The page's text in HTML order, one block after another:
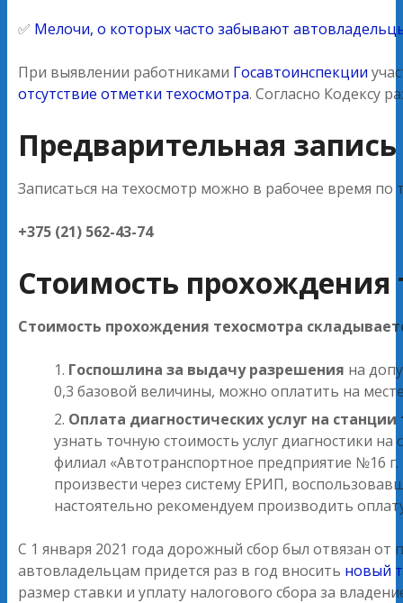
✅ Мелочи, о которых часто забывают
При выявлении работниками Госавтоинспекции
отсутствие отметки техосмотра. Согласно Кодексу
Предварительная
Записаться на техосмотр можно в рабочее время по
+375 (21) 562-43-74
Стоимость прохождения
Стоимость прохождения техосмотра
Госпошлина за выдачу разрешения на
0,3 базовой величины, можно оплатить на
Оплата диагностических услуг на станции
узнать точную стоимость услуг диагностики
филиал «Автотранспортное предприятие №16
произвести через систему ЕРИП,
настоятельно рекомендуем производить
С 1 января 2021 года дорожный сбор был отвязан
автовладельцам придется раз в год вносить новый
размер ставки и уплату налогового сбора за